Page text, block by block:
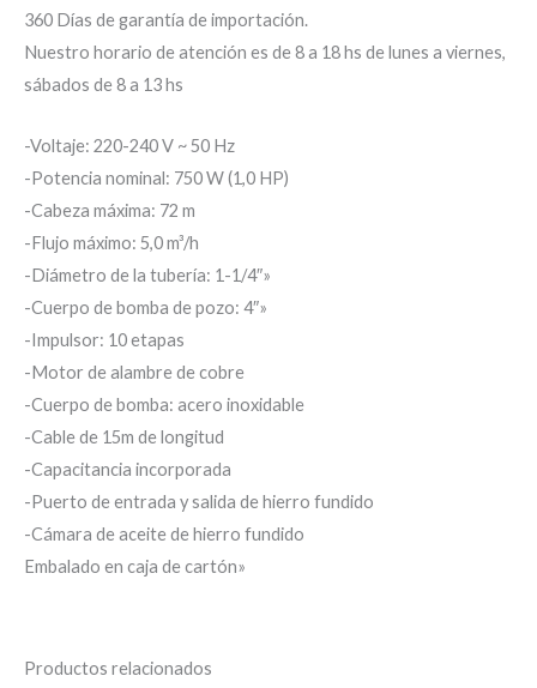
360 Días de garantía de importación.
Nuestro horario de atención es de 8 a 18 hs de lunes a viernes,
sábados de 8 a 13 hs
-Voltaje: 220-240 V ~ 50 Hz
-Potencia nominal: 750 W (1,0 HP)
-Cabeza máxima: 72 m
-Flujo máximo: 5,0 m³/h
-Diámetro de la tubería: 1-1/4″»
-Cuerpo de bomba de pozo: 4″»
-Impulsor: 10 etapas
-Motor de alambre de cobre
-Cuerpo de bomba: acero inoxidable
-Cable de 15m de longitud
-Capacitancia incorporada
-Puerto de entrada y salida de hierro fundido
-Cámara de aceite de hierro fundido
Embalado en caja de cartón»
Productos relacionados